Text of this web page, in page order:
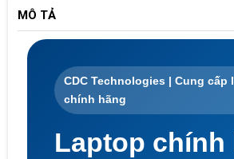
MÔ TẢ
CDC Technologies | Cung cấp
chính hãng
Laptop chính